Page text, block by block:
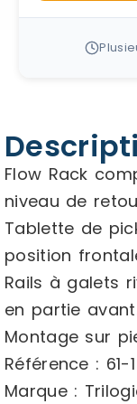
Flow Rack
niveau de
Tablette de
position
Rails à galets
en partie
Montage sur
Référence : 61-1
Marque :